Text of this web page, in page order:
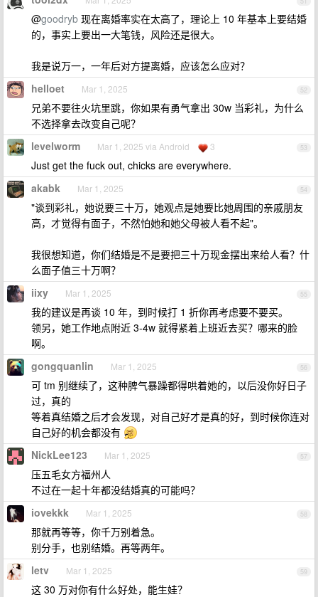
@goodryb 现在离婚率实在太高了，理论上 10 年基本上要结婚
的，事实上要出一大笔钱，风险还是很大。
我是说万一，一年后对方提离婚，应该怎么应对？
52
helloet Mar 1, 2025
兄弟不要往火坑里跳，你如果有勇气拿出 30w 当彩礼，为什么
不选择拿去改变自己呢？
53
levelworm Mar 1, 2025 via Android 3
Just get the fuck out, chicks are everywhere.
54
akabk Mar 1, 2025
"谈到彩礼，她说要三十万，她观点是她要比她周围的亲戚朋友
高，才觉得有面子，不然怕她和她父母被人看不起"。
我很想知道，你们结婚是不是要把三十万现金摆出来给人看？什
么面子值三十万啊？
55
iixy Mar 1, 2025
我的建议是再谈 10 年，到时候打 1 折你再考虑要不要买。
领另，她工作地点附近 3-4w 就得紧着上班近去买？哪来的脸
啊。
56
gongquanlin Mar 1, 2025
可 tm 别继续了，这种脾气暴躁都得哄着她的，以后没你好日子
过，真的
等着真结婚之后才会发现，对自己好才是真的好，到时候你连对
自己好的机会都没有
57
NickLee123 Mar 1, 2025
压五毛女方福州人
不过在一起十年都没结婚真的可能吗？
58
iovekkk Mar 1, 2025
那就再等等，你千万别着急。
别分手，也别结婚。再等两年。
59
letv Mar 1, 2025
这 30 万对你有什么好处，能生娃？